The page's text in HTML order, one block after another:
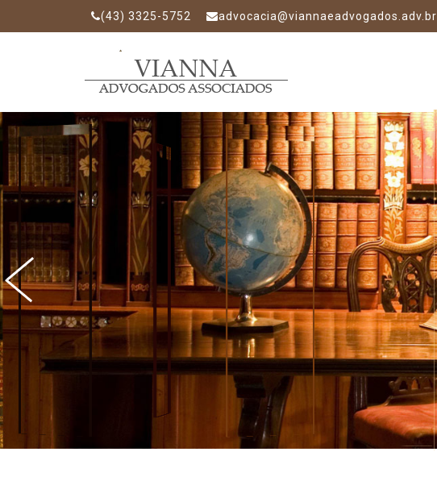
(43) 3325-5752 advocacia@viannaeadvogados.adv.br